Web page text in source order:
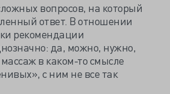
вопросов, на который
ответ. В отношении
рекомендации
да, можно, нужно,
в каком-то смысле
с ним не все так